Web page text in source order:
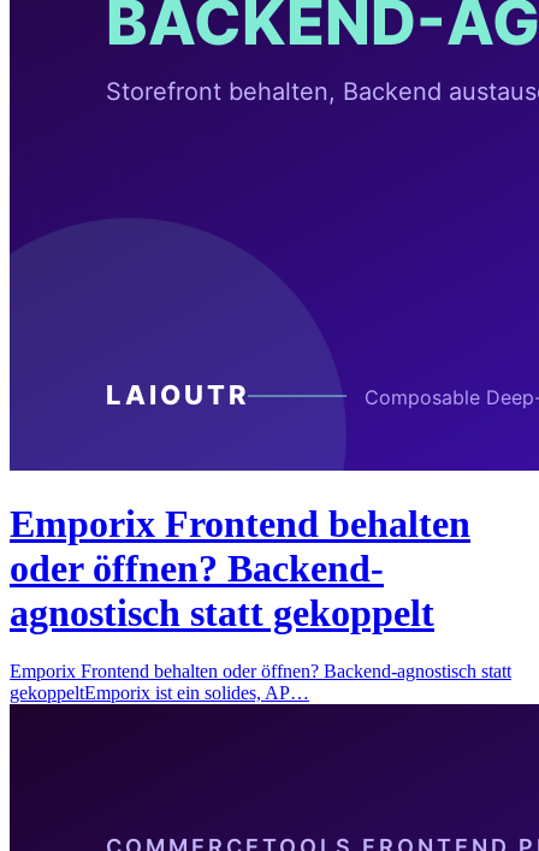
Emporix Frontend behalten
oder öffnen? Backend-
agnostisch statt gekoppelt
Emporix Frontend behalten oder öffnen? Backend-agnostisch statt
gekoppeltEmporix ist ein solides, AP…